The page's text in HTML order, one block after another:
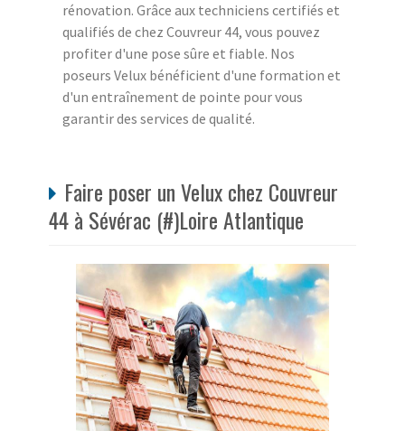
rénovation. Grâce aux techniciens certifiés et
qualifiés de chez Couvreur 44, vous pouvez
profiter d'une pose sûre et fiable. Nos
poseurs Velux bénéficient d'une formation et
d'un entraînement de pointe pour vous
garantir des services de qualité.
Faire poser un Velux chez Couvreur
44 à Sévérac (#)Loire Atlantique